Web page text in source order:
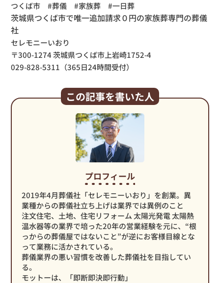
つくば市 #葬儀 #家族葬 #一日葬
茨城県つくば市で唯一追加請求０円の家族葬専門の葬儀
社
セレモニーいおり
〒300-1274 茨城県つくば市上岩崎1752-4
029-828-5311（365日24時間受付）
この記事を書いた人
プロフィール
2019年4月葬儀社「セレモニーいおり」を創業。異
業種からの葬儀社立ち上げは業界では異例のこと
注文住宅、土地、住宅リフォーム 太陽光発電 太陽熱
温水器等の業界で培った20年の営業経験を元に、“根
っからの葬儀屋ではないこと”が逆にお客様目線とな
って業務に活かされている。
葬儀業界の悪い習慣を改善した葬儀社を目指してい
る。
モットーは、「即断即決即行動」